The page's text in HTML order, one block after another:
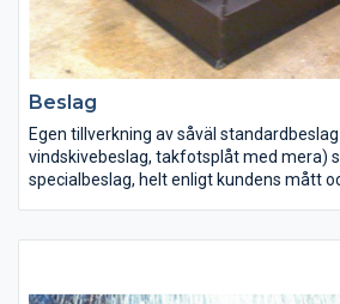
Beslag
Egen tillverkning av såväl
vindskivebeslag, takfotsplåt med mera)
specialbeslag, helt enligt kundens mått
Välj bland ett 10-tal kulörer som är